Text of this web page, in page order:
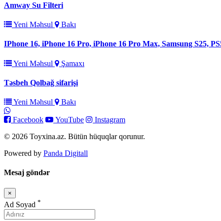
Amway Su Filteri
Yeni Məhsul Bakı
IPhone 16, iPhone 16 Pro, iPhone 16 Pro Max, Samsung S25,
Yeni Məhsul Şamaxı
Təsbeh Qolbağ sifarişi
Yeni Məhsul Bakı
Facebook YouTube
Instagram
© 2026 Toyxina.az. Bütün hüquqlar qorunur.
Powered by Panda Digitall
Mesaj göndər
×
Bağla
Ad Soyad *